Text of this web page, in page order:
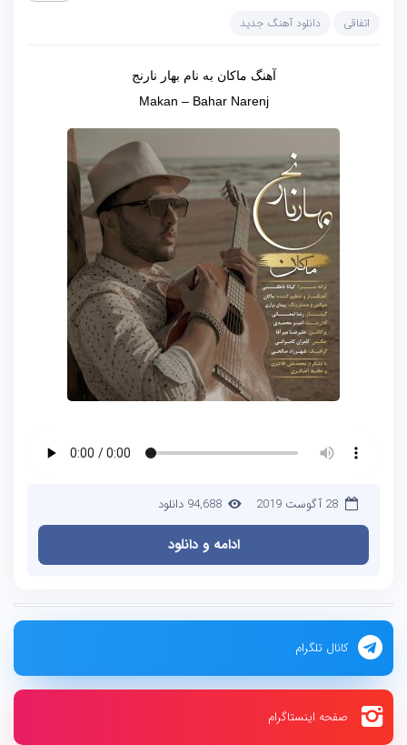
اتفاقی دانلود آهنگ جدید
آهنگ ماکان به نام بهار نارنج
Makan – Bahar Narenj
28 آگوست 2019 94,688 دانلود
ادامه و دانلود
کانال تلگرام
صفحه اینستاگرام